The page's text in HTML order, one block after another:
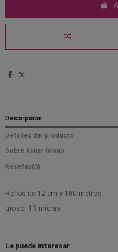
Descripción
Detalles del producto
Sobre Asuer Group
Reseñas(0)
Rollos de 12 cm y 100 metros
grosor 13 micras
Le puede interesar